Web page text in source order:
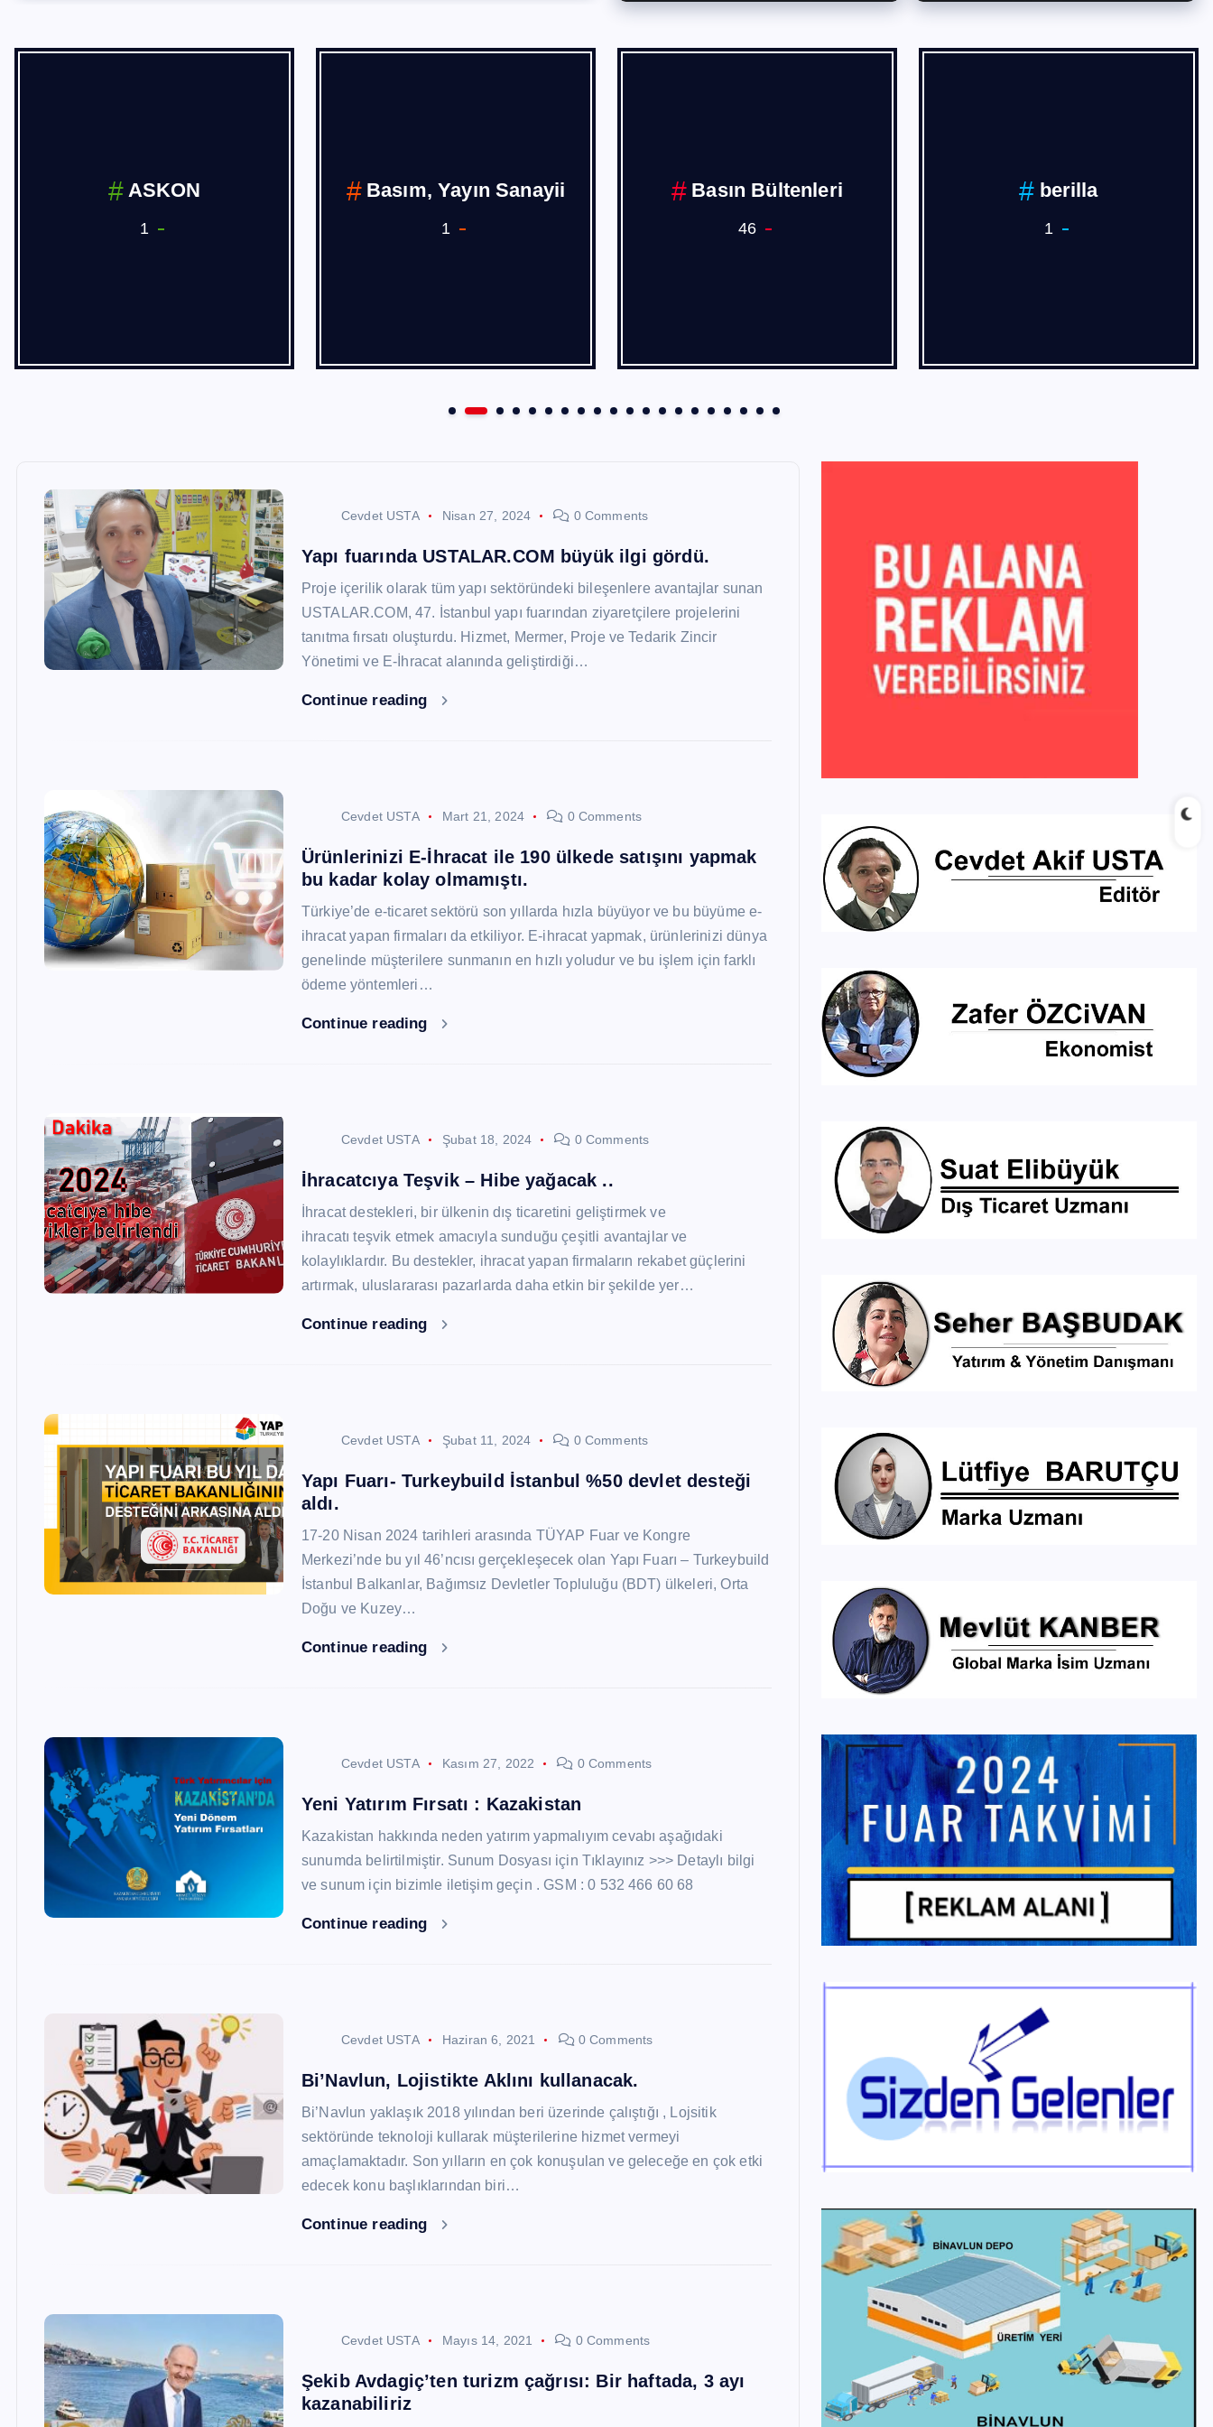
ASKON
1
Basım, Yayın Sanayii
1
Basın Bültenleri
46
berilla
1
Cevdet USTA Nisan 27, 2024 0 Comments
Yapı fuarında USTALAR.COM büyük ilgi gördü.
Proje içerilik olarak tüm yapı sektöründeki bileşenlere avantajlar sunan
USTALAR.COM, 47. İstanbul yapı fuarından ziyaretçilere projelerini
tanıtma fırsatı oluşturdu. Hizmet, Mermer, Proje ve Tedarik Zincir
Yönetimi ve E-İhracat alanında geliştirdiği…
Continue reading
Cevdet USTA Mart 21, 2024 0 Comments
Ürünlerinizi E-İhracat ile 190 ülkede satışını yapmak
bu kadar kolay olmamıştı.
Türkiye’de e-ticaret sektörü son yıllarda hızla büyüyor ve bu büyüme e-
ihracat yapan firmaları da etkiliyor. E-ihracat yapmak, ürünlerinizi dünya
genelinde müşterilere sunmanın en hızlı yoludur ve bu işlem için farklı
ödeme yöntemleri…
Continue reading
Cevdet USTA Şubat 18, 2024 0 Comments
İhracatcıya Teşvik – Hibe yağacak ..
İhracat destekleri, bir ülkenin dış ticaretini geliştirmek ve
ihracatı teşvik etmek amacıyla sunduğu çeşitli avantajlar ve
kolaylıklardır. Bu destekler, ihracat yapan firmaların rekabet güçlerini
artırmak, uluslararası pazarlarda daha etkin bir şekilde yer…
Continue reading
Cevdet USTA Şubat 11, 2024 0 Comments
Yapı Fuarı- Turkeybuild İstanbul %50 devlet desteği
aldı.
17-20 Nisan 2024 tarihleri arasında TÜYAP Fuar ve Kongre
Merkezi’nde bu yıl 46’ncısı gerçekleşecek olan Yapı Fuarı – Turkeybuild
İstanbul Balkanlar, Bağımsız Devletler Topluluğu (BDT) ülkeleri, Orta
Doğu ve Kuzey…
Continue reading
Cevdet USTA Kasım 27, 2022 0 Comments
Yeni Yatırım Fırsatı : Kazakistan
Kazakistan hakkında neden yatırım yapmalıyım cevabı aşağıdaki
sunumda belirtilmiştir. Sunum Dosyası için Tıklayınız >>> Detaylı bilgi
ve sunum için bizimle iletişim geçin . GSM : 0 532 466 60 68
Continue reading
Cevdet USTA Haziran 6, 2021 0 Comments
Bi’Navlun, Lojistikte Aklını kullanacak.
Bi’Navlun yaklaşık 2018 yılından beri üzerinde çalıştığı , Lojsitik
sektöründe teknoloji kullarak müşterilerine hizmet vermeyi
amaçlamaktadır. Son yılların en çok konuşulan ve geleceğe en çok etki
edecek konu başlıklarından biri…
Continue reading
Cevdet USTA Mayıs 14, 2021 0 Comments
Şekib Avdagiç’ten turizm çağrısı: Bir haftada, 3 ayı
kazanabiliriz